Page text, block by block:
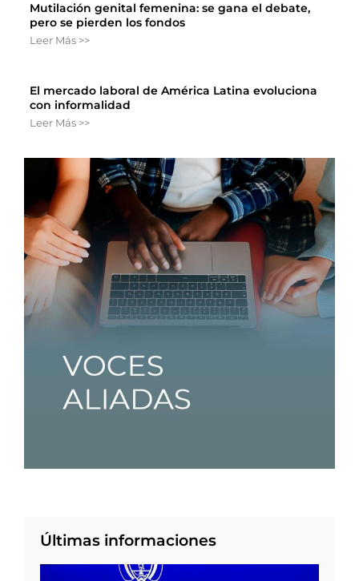
Mutilación genital femenina: se gana el debate,
pero se pierden los fondos
Leer Más >>
El mercado laboral de América Latina evoluciona
con informalidad
Leer Más >>
Últimas informaciones